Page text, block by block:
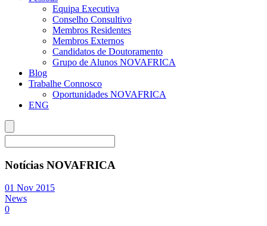
Equipa Executiva
Conselho Consultivo
Membros Residentes
Membros Externos
Candidatos de Doutoramento
Grupo de Alunos NOVAFRICA
Blog
Trabalhe Connosco
Oportunidades NOVAFRICA
ENG
Notícias NOVAFRICA
01 Nov 2015
News
0